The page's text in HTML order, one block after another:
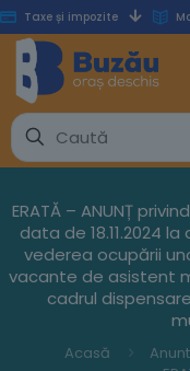
Taxe și impozite
ERATĂ – ANUNȚ
data de 18.11.2024
vederea ocupării
vacante de asistent
cadrul
Acasă